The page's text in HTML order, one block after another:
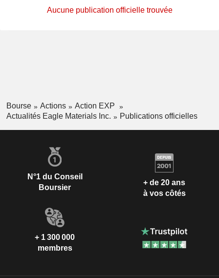
Aucune publication officielle trouvée
Bourse Actions
Action EXP
Actualités Eagle Materials Inc.
Publications officielles
N°1 du Conseil
Boursier
+ de 20 ans
à vos côtés
+ 1 300 000
membres